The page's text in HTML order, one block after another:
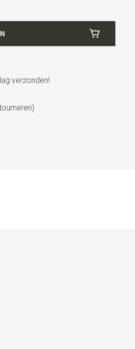
verzonden!